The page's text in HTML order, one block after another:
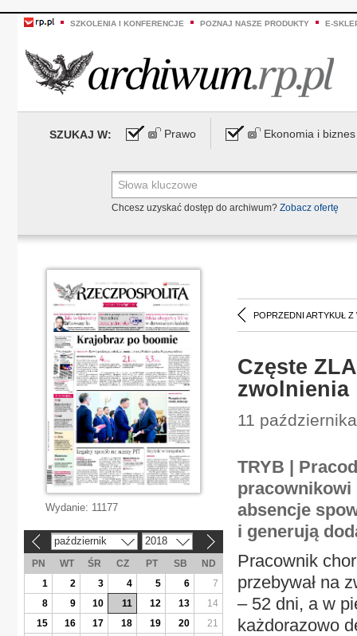
SZKOLENIA I KONFERENCJE POZNAJ NASZE PRODUKTY E-
SZUKAJ W: Prawo Ekonomia i biznes
Chcesz uzyskać dostęp do archiwum? Zobacz ofertę
POPRZEDNI ARTYKUŁ Z
Częste
zwolnienia
11
TRYB |
pracownikowi
absencje
i generują
Pracownik
przebywał na
– 52 dni, a w
każdorazowo
Wydanie: 11177
październik 2018
PN WT ŚR CZ PT SB
ND
1
2 3 4 5 6
7
8
9 10 11 12 13
14
15
16 17 18 19 20
21